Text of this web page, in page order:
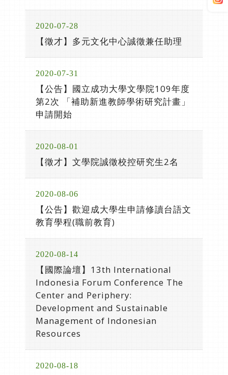
2020-07-28
【徵才】多元文化中心誠徵兼任助理
2020-07-31
【公告】國立成功大學文學院109年度
第2次 「補助新進教師學術研究計畫」
申請開始
2020-08-01
【徵才】文學院誠徵校控研究生2名
2020-08-06
【公告】歡迎成大學生申請修讀台語文
教育學程(職前教育)
2020-08-14
【國際論壇】13th International
Indonesia Forum Conference The
Center and Periphery:
Development and Sustainable
Management of Indonesian
Resources
2020-08-18